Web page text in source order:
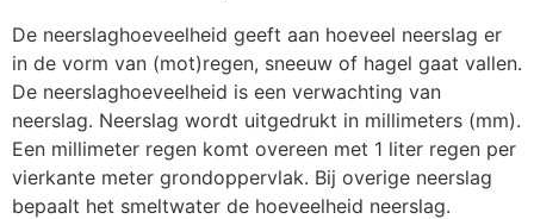
De neerslaghoeveelheid geeft aan hoeveel neerslag er
in de vorm van (mot)regen, sneeuw of hagel gaat vallen.
De neerslaghoeveelheid is een verwachting van
neerslag. Neerslag wordt uitgedrukt in millimeters (mm).
Een millimeter regen komt overeen met 1 liter regen per
vierkante meter grondoppervlak. Bij overige neerslag
bepaalt het smeltwater de hoeveelheid neerslag.